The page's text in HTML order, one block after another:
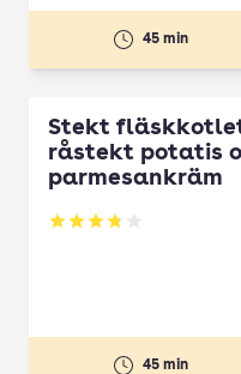
45 min
Stekt
råstekt potatis
parmesankräm
Betyg: 3.8 av 5
45 min